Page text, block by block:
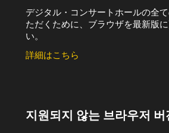
デジタル・コンサートホールの全
ただくために、ブラウザを最新版
い。
詳細はこちら
지원되지 않는 브라우저